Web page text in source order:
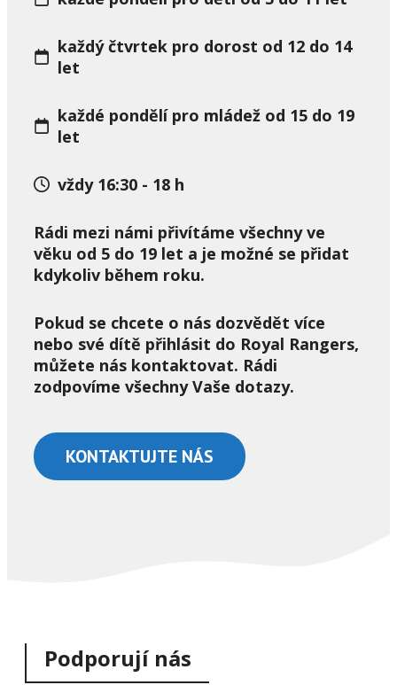
každýčtvrtek pro dorost od 12 do 14
let
každé pondělípro mládež od 15 do 19
let
vždy 16:30 - 18 h
Rádi mezi námi přivítáme všechny ve
věku od 5 do 19 let a je možné se přidat
kdykoliv během roku.
Pokud se chcete o nás dozvědět více
nebo své dítě přihlásit do Royal Rangers,
můžete nás kontaktovat. Rádi
zodpovíme všechny Vaše dotazy.
KONTAKTUJTE NÁS
Podporují nás